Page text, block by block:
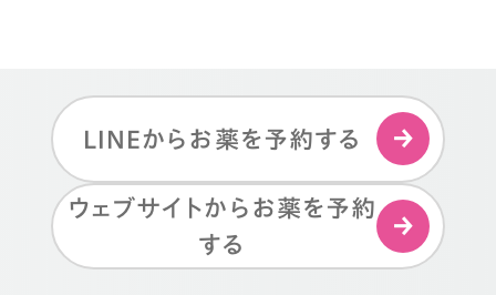
LINEからお薬を予約する
ウェブサイトからお薬を予約
する